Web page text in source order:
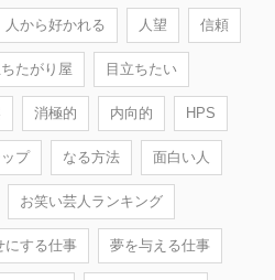
人から好かれる 人望 信頼
ちたがり屋 目立ちたい
消極的 内向的 HPS
プ なる方法 面白い人
お笑い芸人ランキング
にする仕事 夢を与える仕事